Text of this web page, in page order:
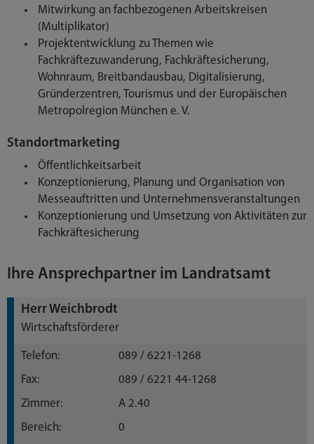
Mitwirkung an fachbezogenen Arbeitskreisen
(Multiplikator)
Projektentwicklung zu Themen wie
Fachkräftezuwanderung, Fachkräftesicherung,
Wohnraum, Breitbandausbau, Digitalisierung,
Gründerzentren, Tourismus und der Europäischen
Metropolregion München e. V.
Standortmarketing
Öffentlichkeitsarbeit
Konzeptionierung, Planung und Organisation von
Messeauftritten und Unternehmensveranstaltungen
Konzeptionierung und Umsetzung von Aktivitäten zur
Fachkräftesicherung
Ihre Ansprechpartner im Landratsamt
Herr Weichbrodt
Wirtschaftsförderer
Telefon:
089 / 6221-1268
Fax:
089 / 6221 44-1268
Zimmer:
A 2.40
Bereich:
0